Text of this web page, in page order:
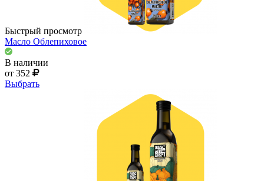
Быстрый просмотр
Масло Облепиховое
В наличии
от 352
Выбрать